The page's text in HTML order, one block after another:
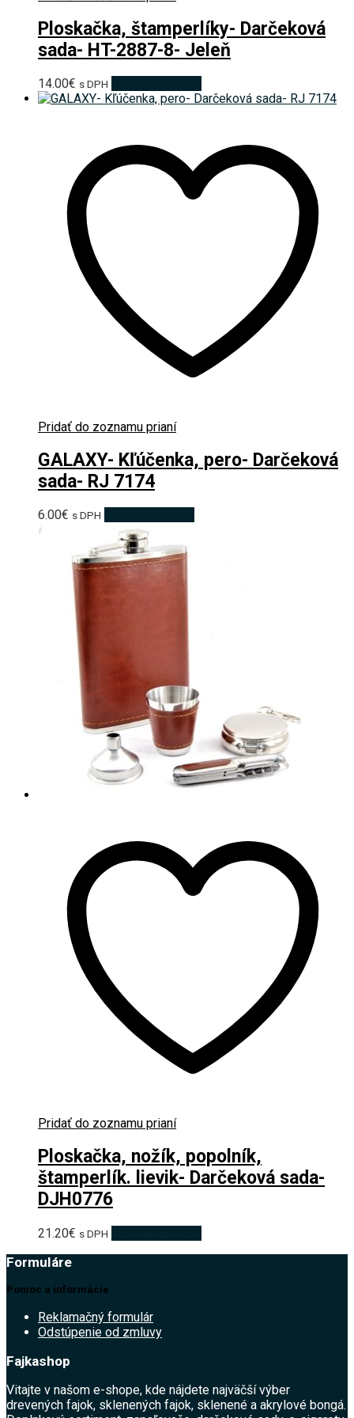
Ploskačka, štamperlíky- Darčeková
sada- HT-2887-8- Jeleň
14.00€ s DPH
Pridať do zoznamu prianí
GALAXY- Kľúčenka, pero- Darčeková
sada- RJ 7174
6.00€ s DPH
Pridať do zoznamu prianí
Ploskačka, nožík, popolník,
štamperlík. lievik- Darčeková sada-
DJH0776
21.20€ s DPH
Formuláre
Pomoc a informácie
Reklamačný formulár
Odstúpenie od zmluvy
Fajkashop
Vitajte v našom e-shope, kde nájdete najväčší výber
drevených fajok, sklenených fajok, sklenené a akrylové bongá.